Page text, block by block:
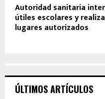
Autoridad sanitaria
útiles escolares y
lugares autorizados
ÚLTIMOS ARTÍCULOS